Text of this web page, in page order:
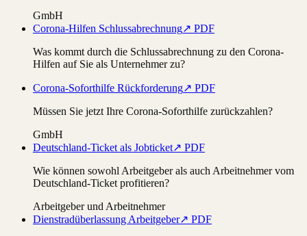
GmbH
Corona-Hilfen Schlussabrechnung↗ PDF
Was kommt durch die Schlussabrechnung zu den Corona-
Hilfen auf Sie als Unternehmer zu?
Corona-Soforthilfe Rückforderung↗ PDF
Müssen Sie jetzt Ihre Corona-Soforthilfe zurückzahlen?
GmbH
Deutschland-Ticket als Jobticket↗ PDF
Wie können sowohl Arbeitgeber als auch Arbeitnehmer vom
Deutschland-Ticket profitieren?
Arbeitgeber und Arbeitnehmer
Dienstradüberlassung Arbeitgeber↗ PDF